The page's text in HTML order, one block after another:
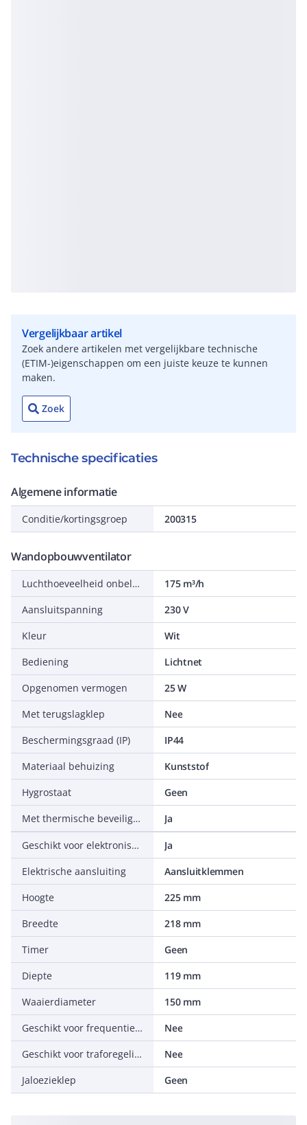
Vergelijkbaar artikel
Zoek andere artikelen met vergelijkbare technische
(ETIM-)eigenschappen om een juiste keuze te kunnen
maken.
Zoek
Technische specificaties
Algemene informatie
Conditie/kortingsgroep 200315
Wandopbouwventilator
Luchthoeveelheid onbelast
175 m³/h
Aansluitspanning
230 V
Kleur
Wit
Bediening
Lichtnet
Opgenomen vermogen
25 W
Met terugslagklep
Nee
Beschermingsgraad (IP)
IP44
Materiaal behuizing
Kunststof
Hygrostaat
Geen
Met thermische beveiliging
Ja
Geschikt voor elektronische regeling
Ja
Elektrische aansluiting
Aansluitklemmen
Hoogte
225 mm
Breedte
218 mm
Timer
Geen
Diepte
119 mm
Waaierdiameter
150 mm
Geschikt voor frequentieregeling
Nee
Geschikt voor traforegeling
Nee
Jaloezieklep
Geen